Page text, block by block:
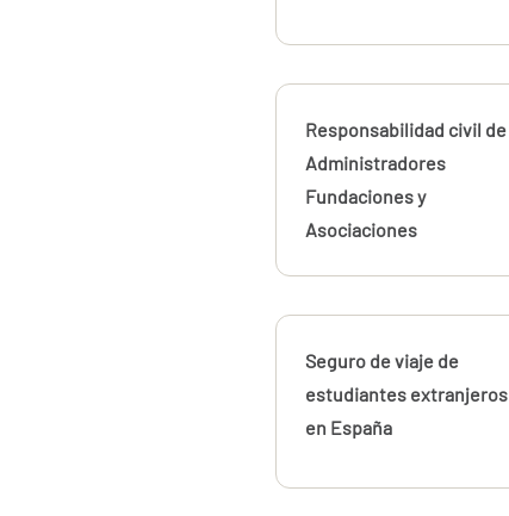
Responsabilidad civil de
Administradores
Fundaciones y
Asociaciones
Seguro de viaje de
estudiantes extranjeros
en España